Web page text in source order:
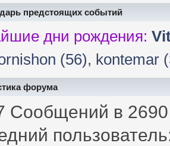
предстоящих событий
дни рождения:
(56), kontemar
форума
Сообщений в